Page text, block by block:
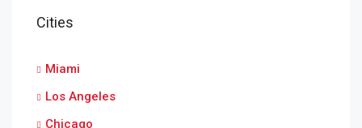
Cities
Miami
Los Angeles
Chicago